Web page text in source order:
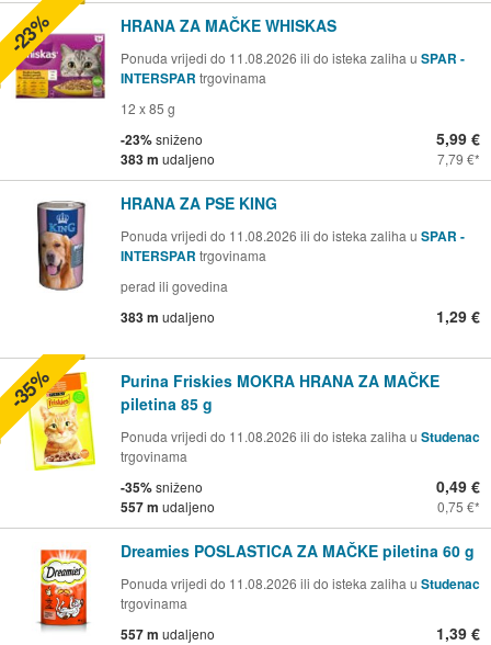
HRANA ZA MAČKE WHISKAS
Ponuda vrijedi do 11.08.2026 ili do isteka zaliha u SPAR -
INTERSPAR trgovinama
12 x 85 g
-23%sniženo
383 m udaljeno
5,99 €
7,79 €
-23%
HRANA ZA PSE KING
Ponuda vrijedi do 11.08.2026 ili do isteka zaliha u SPAR -
INTERSPAR trgovinama
perad ili govedina
383 m udaljeno 1,29 €
Purina Friskies MOKRA HRANA ZA MAČKE
piletina 85 g
Ponuda vrijedi do 11.08.2026 ili do isteka zaliha u Studenac
trgovinama
-35%sniženo
557 m udaljeno
0,49 €
0,75 €
-35%
Dreamies POSLASTICA ZA MAČKE piletina 60 g
Ponuda vrijedi do 11.08.2026 ili do isteka zaliha u Studenac
trgovinama
557 m udaljeno 1,39 €